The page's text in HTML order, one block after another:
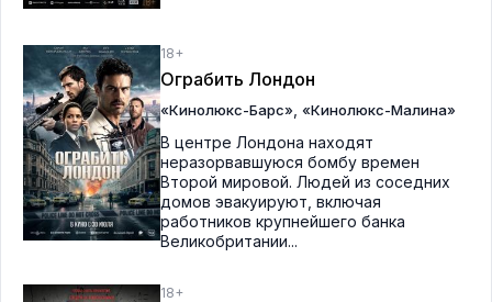
18+
Ограбить Лондон
«Кинолюкс-Барс» «Кинолюкс-Малина»
В центре Лондона находят
неразорвавшуюся бомбу времен
Второй мировой. Людей из соседних
домов эвакуируют, включая
работников крупнейшего банка
Великобритании...
18+